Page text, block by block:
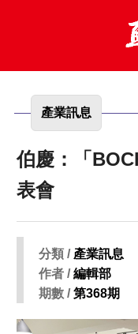
產業訊息
伯慶：「
表會
分類 / 產業訊息
作者 /編輯部
期數 /第368期